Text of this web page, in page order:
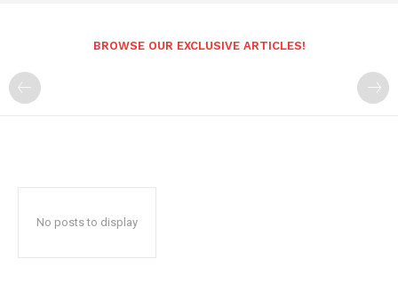
BROWSE OUR EXCLUSIVE ARTICLES!
No posts to display